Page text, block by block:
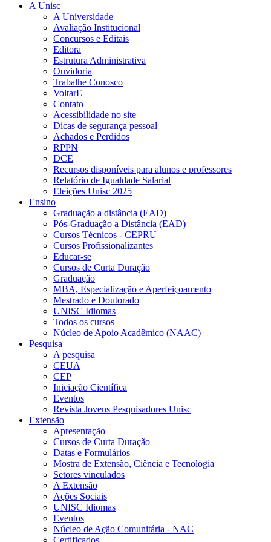
A Unisc
A Universidade
Avaliação Institucional
Concursos e Editais
Editora
Estrutura Administrativa
Ouvidoria
Trabalhe Conosco
VoltarE
Contato
Acessibilidade no site
Dicas de segurança pessoal
Achados e Perdidos
RPPN
DCE
Recursos disponíveis para alunos e professores
Relatório de Igualdade Salarial
Eleições Unisc 2025
Ensino
Graduação a distância (EAD)
Pós-Graduação a Distância (EAD)
Cursos Técnicos - CEPRU
Cursos Profissionalizantes
Educar-se
Cursos de Curta Duração
Graduação
MBA, Especialização e Aperfeiçoamento
Mestrado e Doutorado
UNISC Idiomas
Todos os cursos
Núcleo de Apoio Acadêmico (NAAC)
Pesquisa
A pesquisa
CEUA
CEP
Iniciação Científica
Eventos
Revista Jovens Pesquisadores Unisc
Extensão
Apresentação
Cursos de Curta Duração
Datas e Formulários
Mostra de Extensão, Ciência e Tecnologia
Setores vinculados
A Extensão
Ações Sociais
UNISC Idiomas
Eventos
Núcleo de Ação Comunitária - NAC